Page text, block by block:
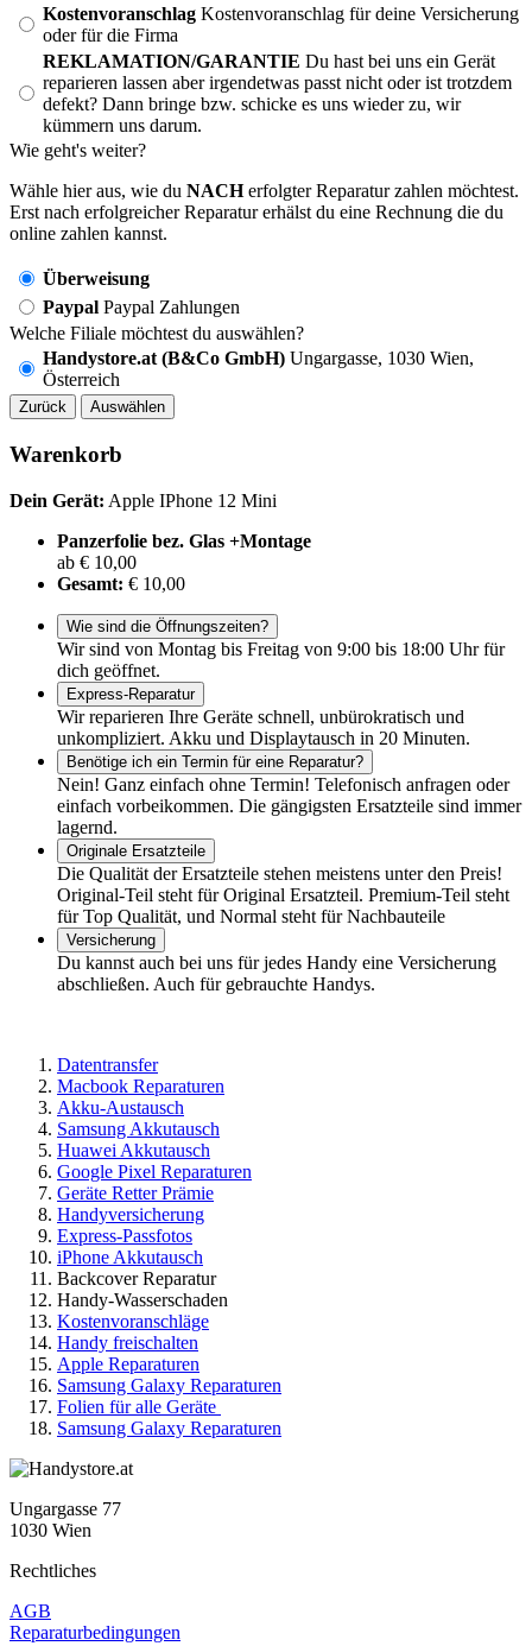
Kostenvoranschlag Kostenvoranschlag für deine Versicherung
oder für die Firma
REKLAMATION/GARANTIE Du hast bei uns ein Gerät
reparieren lassen aber irgendetwas passt nicht oder ist trotzdem
defekt? Dann bringe bzw. schicke es uns wieder zu, wir
kümmern uns darum.
Wie geht's weiter?
Wähle hier aus, wie du NACHerfolgter Reparatur zahlen möchtest.
Erst nach erfolgreicher Reparatur erhälst du eine Rechnung die du
online zahlen kannst.
Überweisung
Paypal Paypal Zahlungen
Welche Filiale möchtest du auswählen?
Handystore.at (B&Co GmbH) Ungargasse, 1030 Wien,
Österreich
Zurück Auswählen
Warenkorb
Dein Gerät: Apple IPhone 12 Mini
Panzerfolie bez. Glas +Montage
ab € 10,00
Gesamt: € 10,00
Wie sind die Öffnungszeiten?
Wir sind von Montag bis Freitag von 9:00 bis 18:00 Uhr für
dich geöffnet.
Express-Reparatur
Wir reparieren Ihre Geräte schnell, unbürokratisch und
unkompliziert. Akku und Displaytausch in 20 Minuten.
Benötige ich ein Termin für eine Reparatur?
Nein! Ganz einfach ohne Termin! Telefonisch anfragen oder
einfach vorbeikommen. Die gängigsten Ersatzteile sind immer
lagernd.
Originale Ersatzteile
Die Qualität der Ersatzteile stehen meistens unter den Preis!
Original-Teil steht für Original Ersatzteil. Premium-Teil steht
für Top Qualität, und Normal steht für Nachbauteile
Versicherung
Du kannst auch bei uns für jedes Handy eine Versicherung
abschließen. Auch für gebrauchte Handys.
Datentransfer
Macbook Reparaturen
Akku-Austausch
Samsung Akkutausch
Huawei Akkutausch
Google Pixel Reparaturen
Geräte Retter Prämie
Handyversicherung
Express-Passfotos
iPhone Akkutausch
Backcover Reparatur
Handy-Wasserschaden
Kostenvoranschläge
Handy freischalten
Apple Reparaturen
Samsung Galaxy Reparaturen
Folien für alle Geräte
Samsung Galaxy Reparaturen
Ungargasse 77
1030 Wien
Rechtliches
AGB
Reparaturbedingungen